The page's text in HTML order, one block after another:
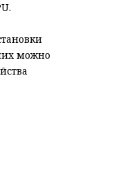
можно